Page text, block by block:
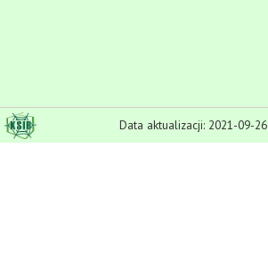
Data aktualizacji: 2021-09-26